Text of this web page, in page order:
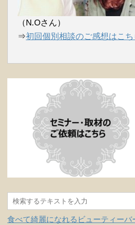
（N.Oさん）
⇒初回個別相談のご感想はこち
食べて綺麗になれるビューティーバ